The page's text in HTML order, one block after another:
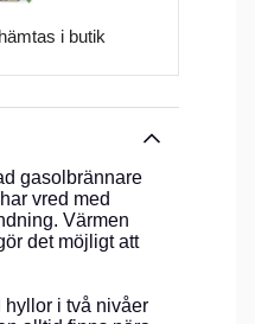
i butik
gasolbrännare
vred med
Värmen
det möjligt att
hyllor i två nivåer